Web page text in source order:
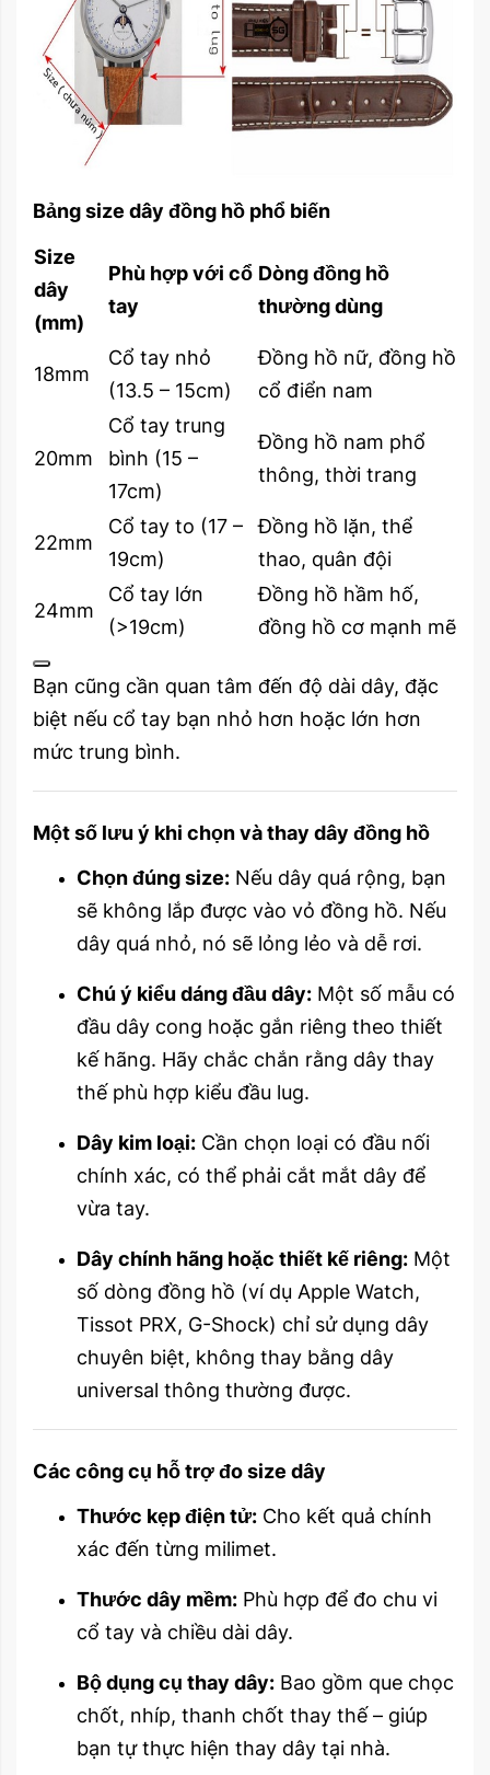
Bảng size dây đồng hồ phổ biến
Size
dây
(mm)
Phù hợp với cổ
tay
Dòng đồng hồ
thường dùng
18mm
Cổ tay nhỏ
(13.5 – 15cm)
Đồng hồ nữ, đồng hồ
cổ điển nam
20mm
Cổ tay trung
bình (15 –
17cm)
Đồng hồ nam phổ
thông, thời trang
22mm
Cổ tay to (17 –
19cm)
Đồng hồ lặn, thể
thao, quân đội
24mm
Cổ tay lớn
(>19cm)
Đồng hồ hầm hố,
đồng hồ cơ mạnh mẽ
Bạn cũng cần quan tâm đến độ dài dây, đặc
biệt nếu cổ tay bạn nhỏ hơn hoặc lớn hơn
mức trung bình.
Một số lưu ý khi chọn và thay dây đồng hồ
Chọn đúng size: Nếu dây quá rộng, bạn
sẽ không lắp được vào vỏ đồng hồ. Nếu
dây quá nhỏ, nó sẽ lỏng lẻo và dễ rơi.
Chú ý kiểu dáng đầu dây: Một số mẫu có
đầu dây cong hoặc gắn riêng theo thiết
kế hãng. Hãy chắc chắn rằng dây thay
thế phù hợp kiểu đầu lug.
Dây kim loại: Cần chọn loại có đầu nối
chính xác, có thể phải cắt mắt dây để
vừa tay.
Dây chính hãng hoặc thiết kế riêng: Một
số dòng đồng hồ (ví dụ Apple Watch,
Tissot PRX, G-Shock) chỉ sử dụng dây
chuyên biệt, không thay bằng dây
universal thông thường được.
Các công cụ hỗ trợ đo size dây
Thước kẹp điện tử: Cho kết quả chính
xác đến từng milimet.
Thước dây mềm: Phù hợp để đo chu vi
cổ tay và chiều dài dây.
Bộ dụng cụ thay dây: Bao gồm que chọc
chốt, nhíp, thanh chốt thay thế – giúp
bạn tự thực hiện thay dây tại nhà.